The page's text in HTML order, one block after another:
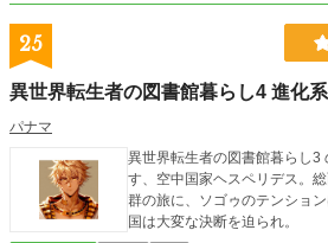
25
異世界転生者の図書館暮らし4 進化
パナマ
異世界転生者の図書館暮らし3
す、空中国家ヘスペリデス。
群の旅に、ソゴゥのテンショ
国は大変な決断を迫られ。